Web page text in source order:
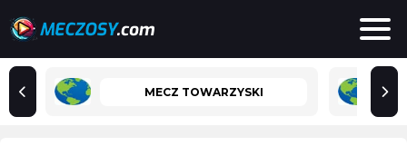
MECZ TOWARZYSKI